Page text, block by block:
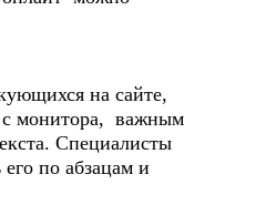
на сайте,
с монитора, важным
Специалисты
по абзацам и